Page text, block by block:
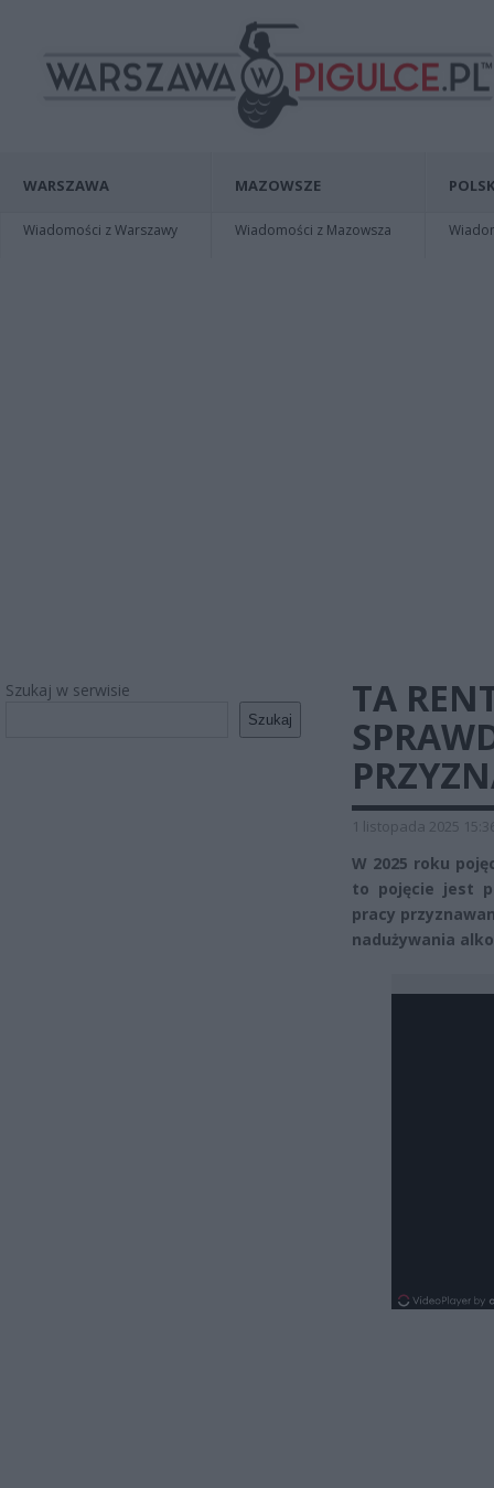
WARSZAWA
Wiadomości z Warszawy
MAZOWSZE
Wiadomości z Mazowsza
Szukaj w serwisie
Szukaj
TA
1 listopada 2025
W 2025 roku
to pojęcie jest
pracy
nadużywania